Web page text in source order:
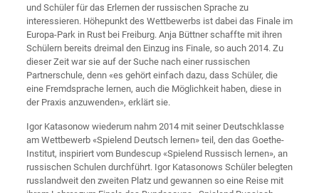
und Schüler für das Erlernen der russischen Sprache zu
interessieren. Höhepunkt des Wettbewerbs ist dabei das Finale im
Europa-Park in Rust bei Freiburg. Anja Büttner schaffte mit ihren
Schülern bereits dreimal den Einzug ins Finale, so auch 2014. Zu
dieser Zeit war sie auf der Suche nach einer russischen
Partnerschule, denn «es gehört einfach dazu, dass Schüler, die
eine Fremdsprache lernen, auch die Möglichkeit haben, diese in
der Praxis anzuwenden», erklärt sie.
Igor Katasonow wiederum nahm 2014 mit seiner Deutschklasse
am Wettbewerb «Spielend Deutsch lernen» teil, den das Goethe-
Institut, inspiriert vom Bundescup «Spielend Russisch lernen», an
russischen Schulen durchführt. Igor Katasonows Schüler belegten
russlandweit den zweiten Platz und gewannen so eine Reise mit